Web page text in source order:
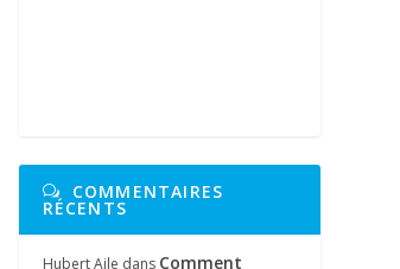
COMMENTAIRES
RÉCENTS
Hubert Aile dans Comment